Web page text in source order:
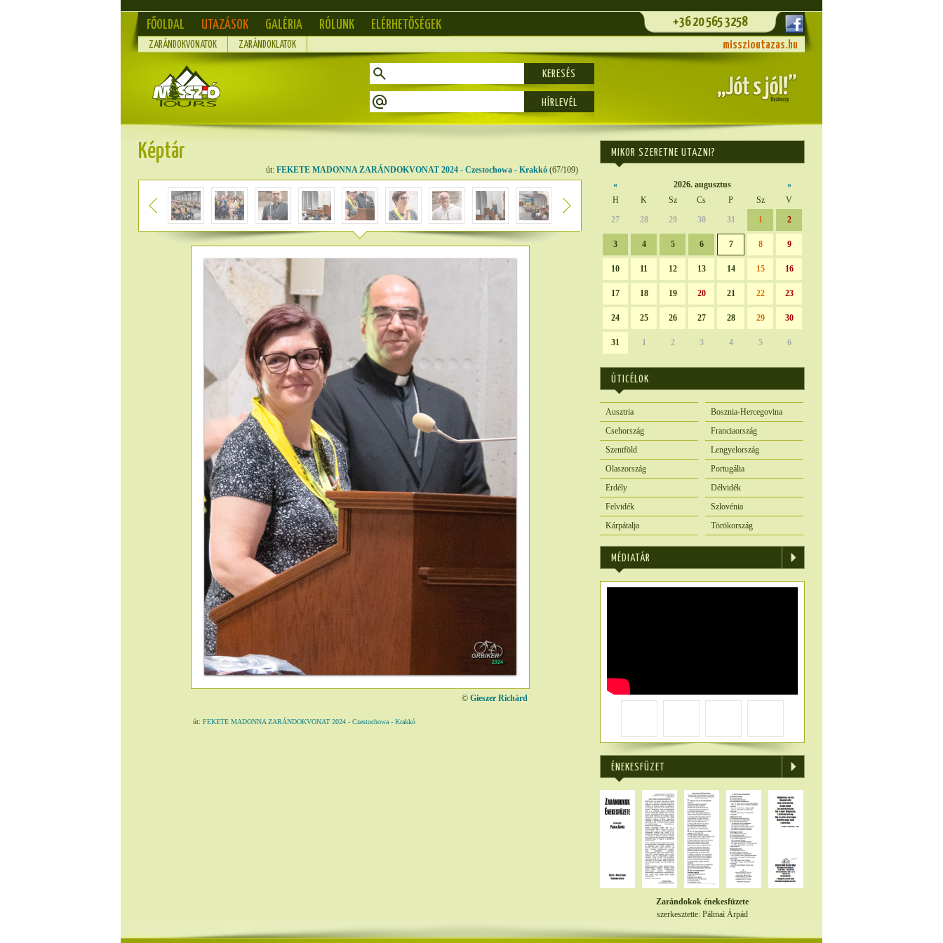
FŐOLDAL UTAZÁSOK GALÉRIA RÓLUNK ELÉRHETŐSÉGEK +36 20 565 3258
ZARÁNDOKVONATOK ZARÁNDOKLATOK misszioutazas.hu
KERESÉS
Képtár
út: FEKETE MADONNA ZARÁNDOKVONAT 2024 - Czestochowa - Krakkó (67/109)
© Gieszer Richárd
út: FEKETE MADONNA ZARÁNDOKVONAT 2024 - Czestochowa - Krakkó
MIKOR SZERETNE UTAZNI?
« 2026. augusztus
»
H
K Sz Cs P Sz
V
27
28 29 30 31 1 2
3 4 5 6 7 8 9
10 11 12 13 14 15 16
17 18 19 20 21 22 23
24 25 26 27 28 29 30
31 1 2 3 4 5 6
ÚTICÉLOK
Ausztria
Bosznia-Hercegovina
Csehország
Franciaország
Szentföld
Lengyelország
Olaszország
Portugália
Erdély
Délvidék
Felvidék
Szlovénia
Kárpátalja
Törökország
MÉDIATÁR
ÉNEKESFÜZET
Zarándokok énekesfüzete
szerkesztette: Pálmai Árpád